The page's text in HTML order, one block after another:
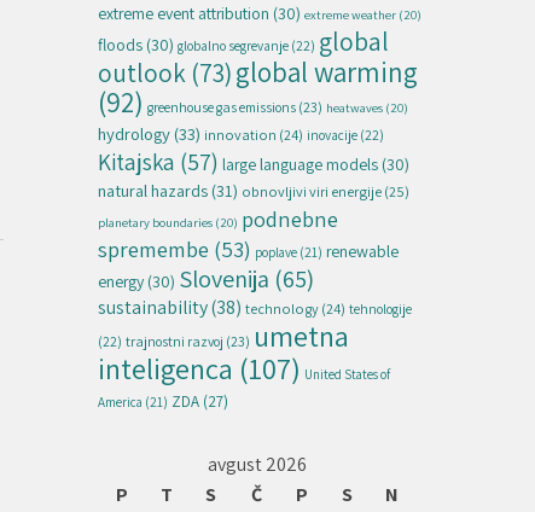
extreme event attribution (30) extreme weather (20)
floods (30) globalno segrevanje (22) global
outlook (73)global warming
(92) greenhouse gas emissions (23) heatwaves (20)
hydrology(33) innovation (24) inovacije (22)
Kitajska (57) large language models (30)
natural hazards (31) obnovljivi viri energije(25)
planetary boundaries (20) podnebne
spremembe (53) poplave (21) renewable
energy (30) Slovenija (65)
sustainability(38) technology(24) tehnologije
(22) trajnostni razvoj (23) umetna
inteligenca (107) United States of
America (21) ZDA (27)
avgust 2026
P
T S Č P S N